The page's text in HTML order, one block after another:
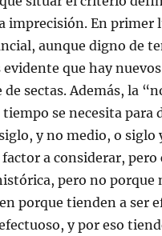
imprecisión. En primer
aunque digno de
evidente que hay
sectas. Además, la
se necesita para
y no medio, o siglo
a considerar,
pero no porque
porque tienden a ser
y por eso